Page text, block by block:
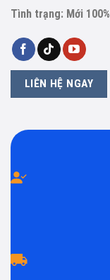
Tình trạng: Mới 100%
LIÊN HỆ NGAY